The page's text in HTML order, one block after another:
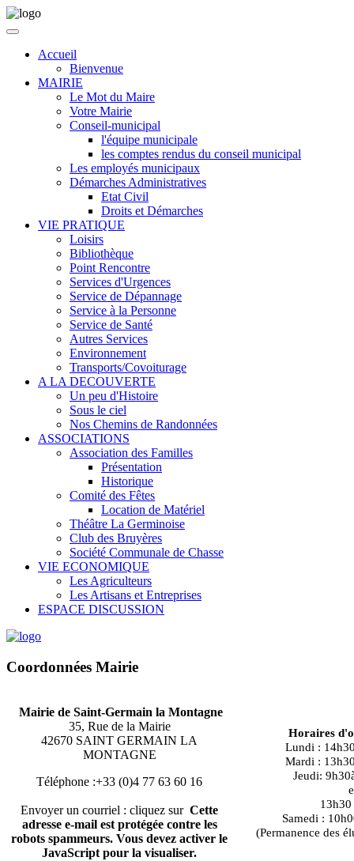
Accueil
Bienvenue
MAIRIE
Le Mot du Maire
Votre Mairie
Conseil-municipal
l'équipe municipale
les comptes rendus du conseil municipal
Les employés municipaux
Démarches Administratives
Etat Civil
Droits et Démarches
VIE PRATIQUE
Loisirs
Bibliothèque
Point Rencontre
Services d'Urgences
Service de Dépannage
Service à la Personne
Service de Santé
Autres Services
Environnement
Transports/Covoiturage
A LA DECOUVERTE
Un peu d'Histoire
Sous le ciel
Nos Chemins de Randonnées
ASSOCIATIONS
Association des Familles
Présentation
Historique
Comité des Fêtes
Location de Matériel
Théâtre La Germinoise
Club des Bruyères
Société Communale de Chasse
VIE ECONOMIQUE
Les Agriculteurs
Les Artisans et Entreprises
ESPACE DISCUSSION
Coordonnées Mairie
Mairie de Saint-Germain la Montagne
35, Rue de la Mairie
42670 SAINT GERMAIN LA
MONTAGNE
Téléphone :+33 (0)4 77 63 60 16
Envoyer un courriel : cliquez sur Cette
adresse e-mail est protégée contre les
robots spammeurs. Vous devez activer le
JavaScript pour la visualiser.
Horaires
Lundi :
Mardi :
Jeudi:
13h30 à
Samedi :
(Permanence des